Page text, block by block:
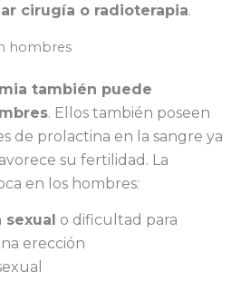
cirugía o radioterapia.
hombres
también puede
. Ellos también poseen
de prolactina en la sangre ya
su fertilidad. La
en los hombres:
o dificultad para
erección